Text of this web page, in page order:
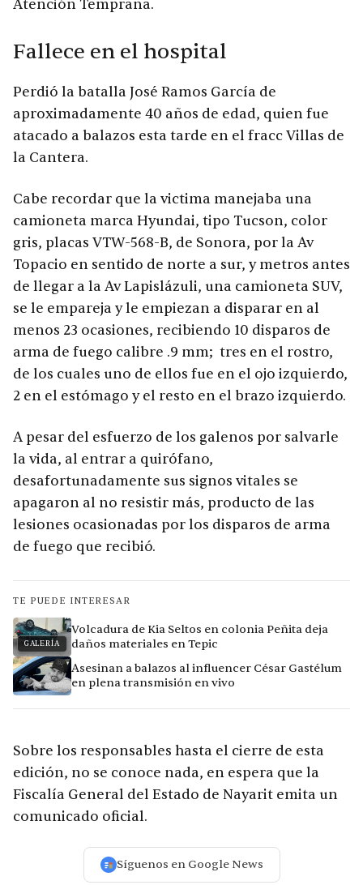
Atención Temprana.
Fallece en el hospital
Perdió la batalla José Ramos García de
aproximadamente 40 años de edad, quien fue
atacado a balazos esta tarde en el fracc Villas de
la Cantera.
Cabe recordar que la victima manejaba una
camioneta marca Hyundai, tipo Tucson, color
gris, placas VTW-568-B, de Sonora, por la Av
Topacio en sentido de norte a sur, y metros antes
de llegar a la Av Lapislázuli, una camioneta SUV,
se le empareja y le empiezan a disparar en al
menos 23 ocasiones, recibiendo 10 disparos de
arma de fuego calibre .9 mm; tres en el rostro,
de los cuales uno de ellos fue en el ojo izquierdo,
2 en el estómago y el resto en el brazo izquierdo.
A pesar del esfuerzo de los galenos por salvarle
la vida, al entrar a quirófano,
desafortunadamente sus signos vitales se
apagaron al no resistir más, producto de las
lesiones ocasionadas por los disparos de arma
de fuego que recibió.
TE PUEDE INTERESAR
GALERÍA
Volcadura de Kia Seltos en colonia Peñita deja
daños materiales en Tepic
Asesinan a balazos al influencer César Gastélum
en plena transmisión en vivo
Sobre los responsables hasta el cierre de esta
edición, no se conoce nada, en espera que la
Fiscalía General del Estado de Nayarit emita un
comunicado oficial.
Síguenos en Google News